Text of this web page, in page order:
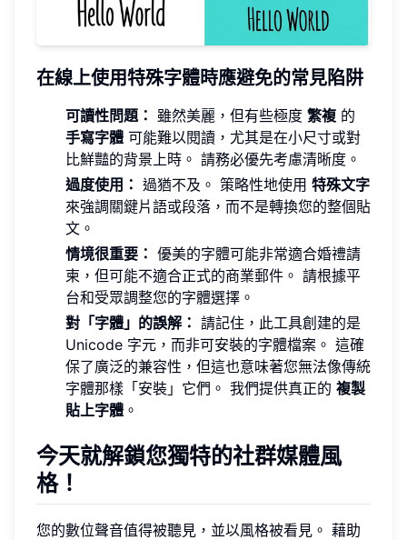
在線上使用特殊字體時應避免的常見陷阱
可讀性問題： 雖然美麗，但有些極度 繁複 的
手寫字體 可能難以閱讀，尤其是在小尺寸或對
比鮮豔的背景上時。 請務必優先考慮清晰度。
過度使用： 過猶不及。 策略性地使用 特殊文字
來強調關鍵片語或段落，而不是轉換您的整個貼
文。
情境很重要： 優美的字體可能非常適合婚禮請
柬，但可能不適合正式的商業郵件。 請根據平
台和受眾調整您的字體選擇。
對「字體」的誤解： 請記住，此工具創建的是
Unicode 字元，而非可安裝的字體檔案。 這確
保了廣泛的兼容性，但這也意味著您無法像傳統
字體那樣「安裝」它們。 我們提供真正的 複製
貼上字體 。
今天就解鎖您獨特的社群媒體風
格！
您的數位聲音值得被聽見，並以風格被看見。 藉助